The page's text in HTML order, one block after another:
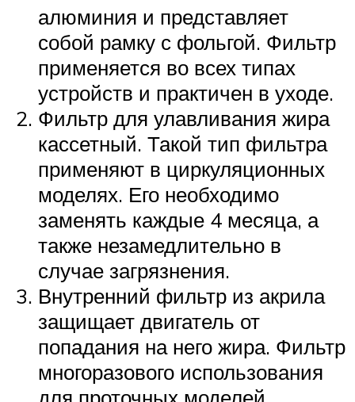
алюминия и представляет
собой рамку с фольгой. Фильтр
применяется во всех типах
устройств и практичен в уходе.
Фильтр для улавливания жира
кассетный. Такой тип фильтра
применяют в циркуляционных
моделях. Его необходимо
заменять каждые 4 месяца, а
также незамедлительно в
случае загрязнения.
Внутренний фильтр из акрила
защищает двигатель от
попадания на него жира. Фильтр
многоразового использования